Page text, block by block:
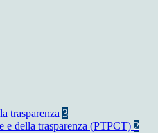
trasparenza 3
e della trasparenza (PTPCT) 2